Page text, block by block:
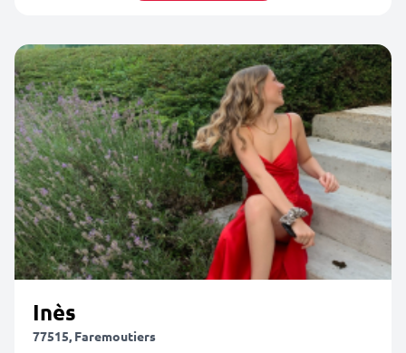
Inès
77515, Faremoutiers